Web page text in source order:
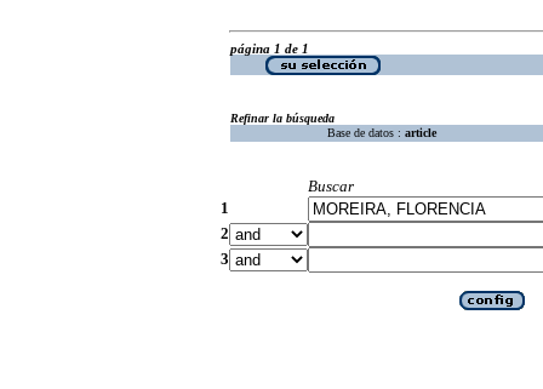
página 1 de 1
Refinar la búsqueda
Base de datos : article
Buscar
1
2
3